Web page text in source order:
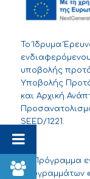
Το Ίδρυμα
υποβολής
Υποβολής
και Αρχική
Προσανατολισμό
SEED/1221.
Το Πρόγραμμα
Προγραμμάτων